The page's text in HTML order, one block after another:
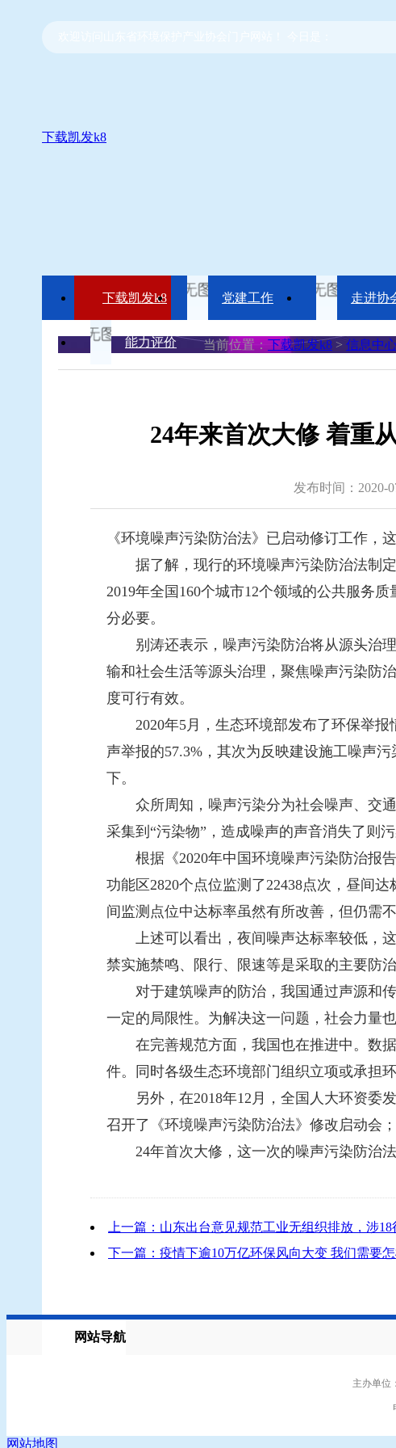
下载凯发k8
下载凯发k8 党建工作 走进协
能力评价 当前位置： 下载凯发k8 > 信息中
24年来首次大修 着重
发布时间：2020-
《环境噪声污染防治法》已启动修订工作，
据了解，现行的环境噪声污染防治法制定
2019年全国160个城市12个领域的公共服务
分必要。
别涛还表示，噪声污染防治将从源头治理
输和社会生活等源头治理，聚焦噪声污染防
度可行有效。
2020年5月，生态环境部发布了环保举报
声举报的57.3%，其次为反映建设施工噪声
下。
众所周知，噪声污染分为社会噪声、交通
采集到“污染物”，造成噪声的声音消失了则污
根据《2020年中国环境噪声污染防治报告
功能区2820个点位监测了22438点次，昼间
间监测点位中达标率虽然有所改善，但仍需
上述可以看出，夜间噪声达标率较低，这
禁实施禁鸣、限行、限速等是采取的主要防
对于建筑噪声的防治，我国通过声源和传
一定的局限性。为解决这一问题，社会力量
在完善规范方面，我国也在推进中。数据
件。同时各级生态环境部门组织立项或承担
另外，在2018年12月，全国人大环资委发
召开了《环境噪声污染防治法》修改启动会
24年首次大修，这一次的噪声污染防治法
上一篇：山东出台意见规范工业无组织排放，涉18
下一篇：疫情下逾10万亿环保风向大变 我们需要
网站导航
主办单位
网站地图